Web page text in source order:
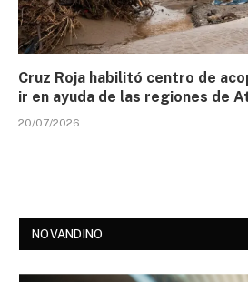
Cruz Roja habilitó centro de
ir en ayuda de las regiones de
20/07/2026
NOVANDINO